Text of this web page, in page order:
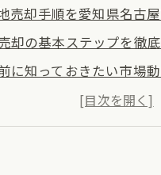
売却手順を愛知県名古
却の基本ステップを徹
に知っておきたい市場
の適正価格を設定するた
ズな売却を実現するた